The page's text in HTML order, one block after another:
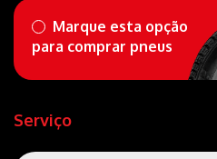
Marque esta opção
para comprar pneus
Serviço